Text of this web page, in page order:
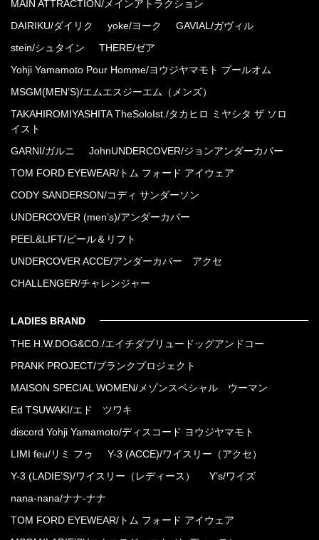
MAIN ATTRACTION/メインアトラクション
DAIRIKU/ダイリク yoke/ヨーク GAVIAL/ガヴィル
stein/シュタイン THERE/ゼア
Yohji Yamamoto Pour Homme/ヨウジヤマモト プールオム
MSGM(MEN’S)/エムエスジーエム（メンズ）
TAKAHIROMIYASHITA TheSoloIst./タカヒロ ミヤシタ ザ ソロ
イスト
GARNI/ガルニ JohnUNDERCOVER/ジョンアンダーカバー
TOM FORD EYEWEAR/トム フォード アイウェア
CODY SANDERSON/コディ サンダーソン
UNDERCOVER (men’s)/アンダーカバー
PEEL&LIFT/ピール＆リフト
UNDERCOVER ACCE/アンダーカバー アクセ
CHALLENGER/チャレンジャー
LADIES BRAND
THE H.W.DOG&CO./エイチダブリュードッグアンドコー
PRANK PROJECT/プランクプロジェクト
MAISON SPECIAL WOMEN/メゾンスペシャル ウーマン
Ed TSUWAKI/エド ツワキ
discord Yohji Yamamoto/ディスコード ヨウジヤマモト
LIMI feu/リミ フゥ Y-3 (ACCE)/ワイスリー（アクセ）
Y-3 (LADIE’S)/ワイスリー（レディース） Y’s/ワイズ
nana-nana/ナナ-ナナ
TOM FORD EYEWEAR/トム フォード アイウェア